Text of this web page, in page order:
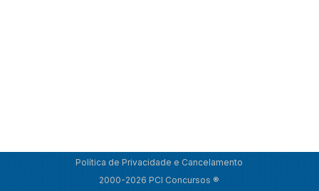
Política de Privacidade e Cancelamento
2000-2026 PCI Concursos ®